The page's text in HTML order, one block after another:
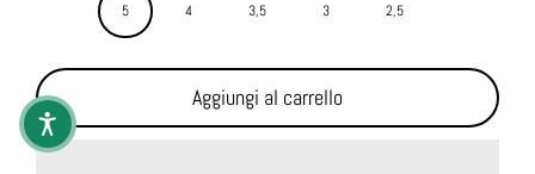
5 4 3,5 3 2,5
Aggiungi al carrello